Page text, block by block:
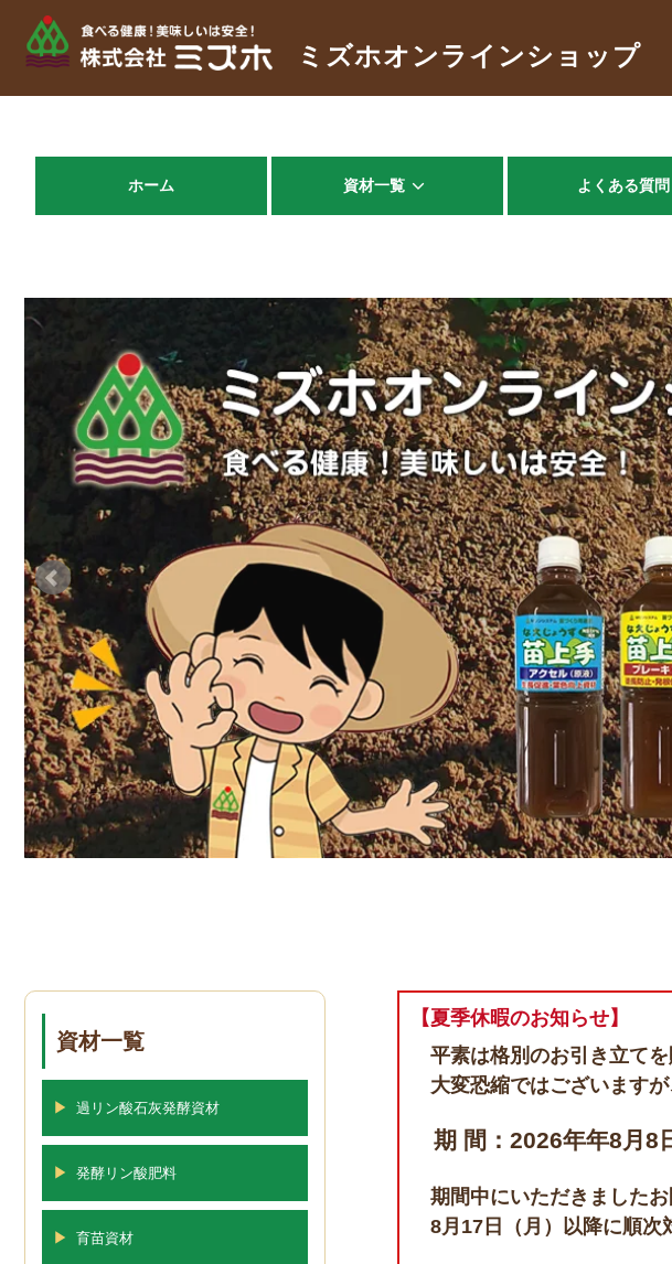
ミズホオンラインショップ
ホーム 資材一覧 よくある質問
資材一覧
▶ 過リン酸石灰発酵資材
▶ 発酵リン酸肥料
▶ 育苗資材
【夏季休暇のお知らせ】
平素は格別のお引き立て
大変恐縮ではございます
期 間：2026年年8月8
期間中にいただきました
8月17日（月）以降に順次